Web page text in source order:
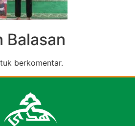
Balasan
berkomentar.